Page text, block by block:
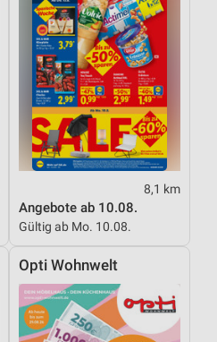
8,1 km
Angebote ab 10.08.
Gültig ab Mo. 10.08.
Opti Wohnwelt